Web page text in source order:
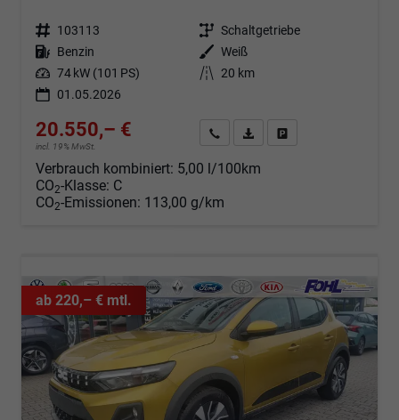
Fahrzeugnr. 103113 Getriebe Schaltgetriebe
Kraftstoff Benzin Außenfarbe Weiß
Leistung 74 kW (101 PS) Kilometerstand 20 km
01.05.2026
20.550,– €
incl. 19% MwSt.
Angebot anfordern
Fahrzeugexpose (PDF)
Verbrauch kombiniert: 5,00 l/100km
CO2-Klasse: C
CO2-Emissionen: 113,00 g/km
ab 220,– € mtl.